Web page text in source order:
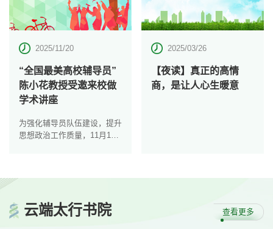
2025/11/20
“全国最美高校辅导员”
陈小花教授受邀来校做
学术讲座
为强化辅导员队伍建设，提升
思想政治工作质量，11月13
题讲座，全校专兼职辅导员齐
2025/03/26
【夜读】真正的高情
商，是让人心生暖意
云端太行书院 查看更多